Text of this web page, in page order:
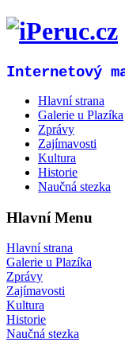
Internetový
Hlavní strana
Galerie u Plazíka
Zprávy
Zajímavosti
Kultura
Historie
Naučná stezka
Hlavní Menu
Hlavní strana
Galerie u Plazíka
Zprávy
Zajímavosti
Kultura
Historie
Naučná stezka